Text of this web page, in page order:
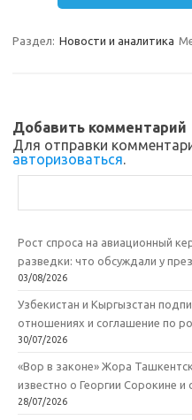
s
i
k
b
k
р
и
т
Раздел: Новости и аналитика
Добавить комментарий
Для отправки
авторизоваться.
Рост спроса на авиационный
разведки: что обсуждали у
03/08/2026
Узбекистан и Кыргызстан
отношениях и соглашение по
30/07/2026
«Вор в законе» Жора
известно о Георгии Сорокине и
28/07/2026